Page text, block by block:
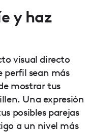
y haz
visual directo
perfil sean más
mostrar tus
Una expresión
posibles parejas
a un nivel más